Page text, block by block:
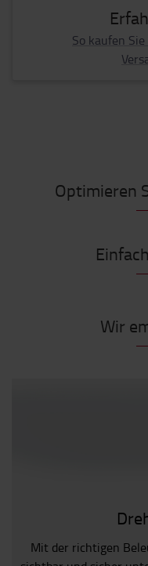
So kaufen
Optimieren
Wir
Mit der richtigen